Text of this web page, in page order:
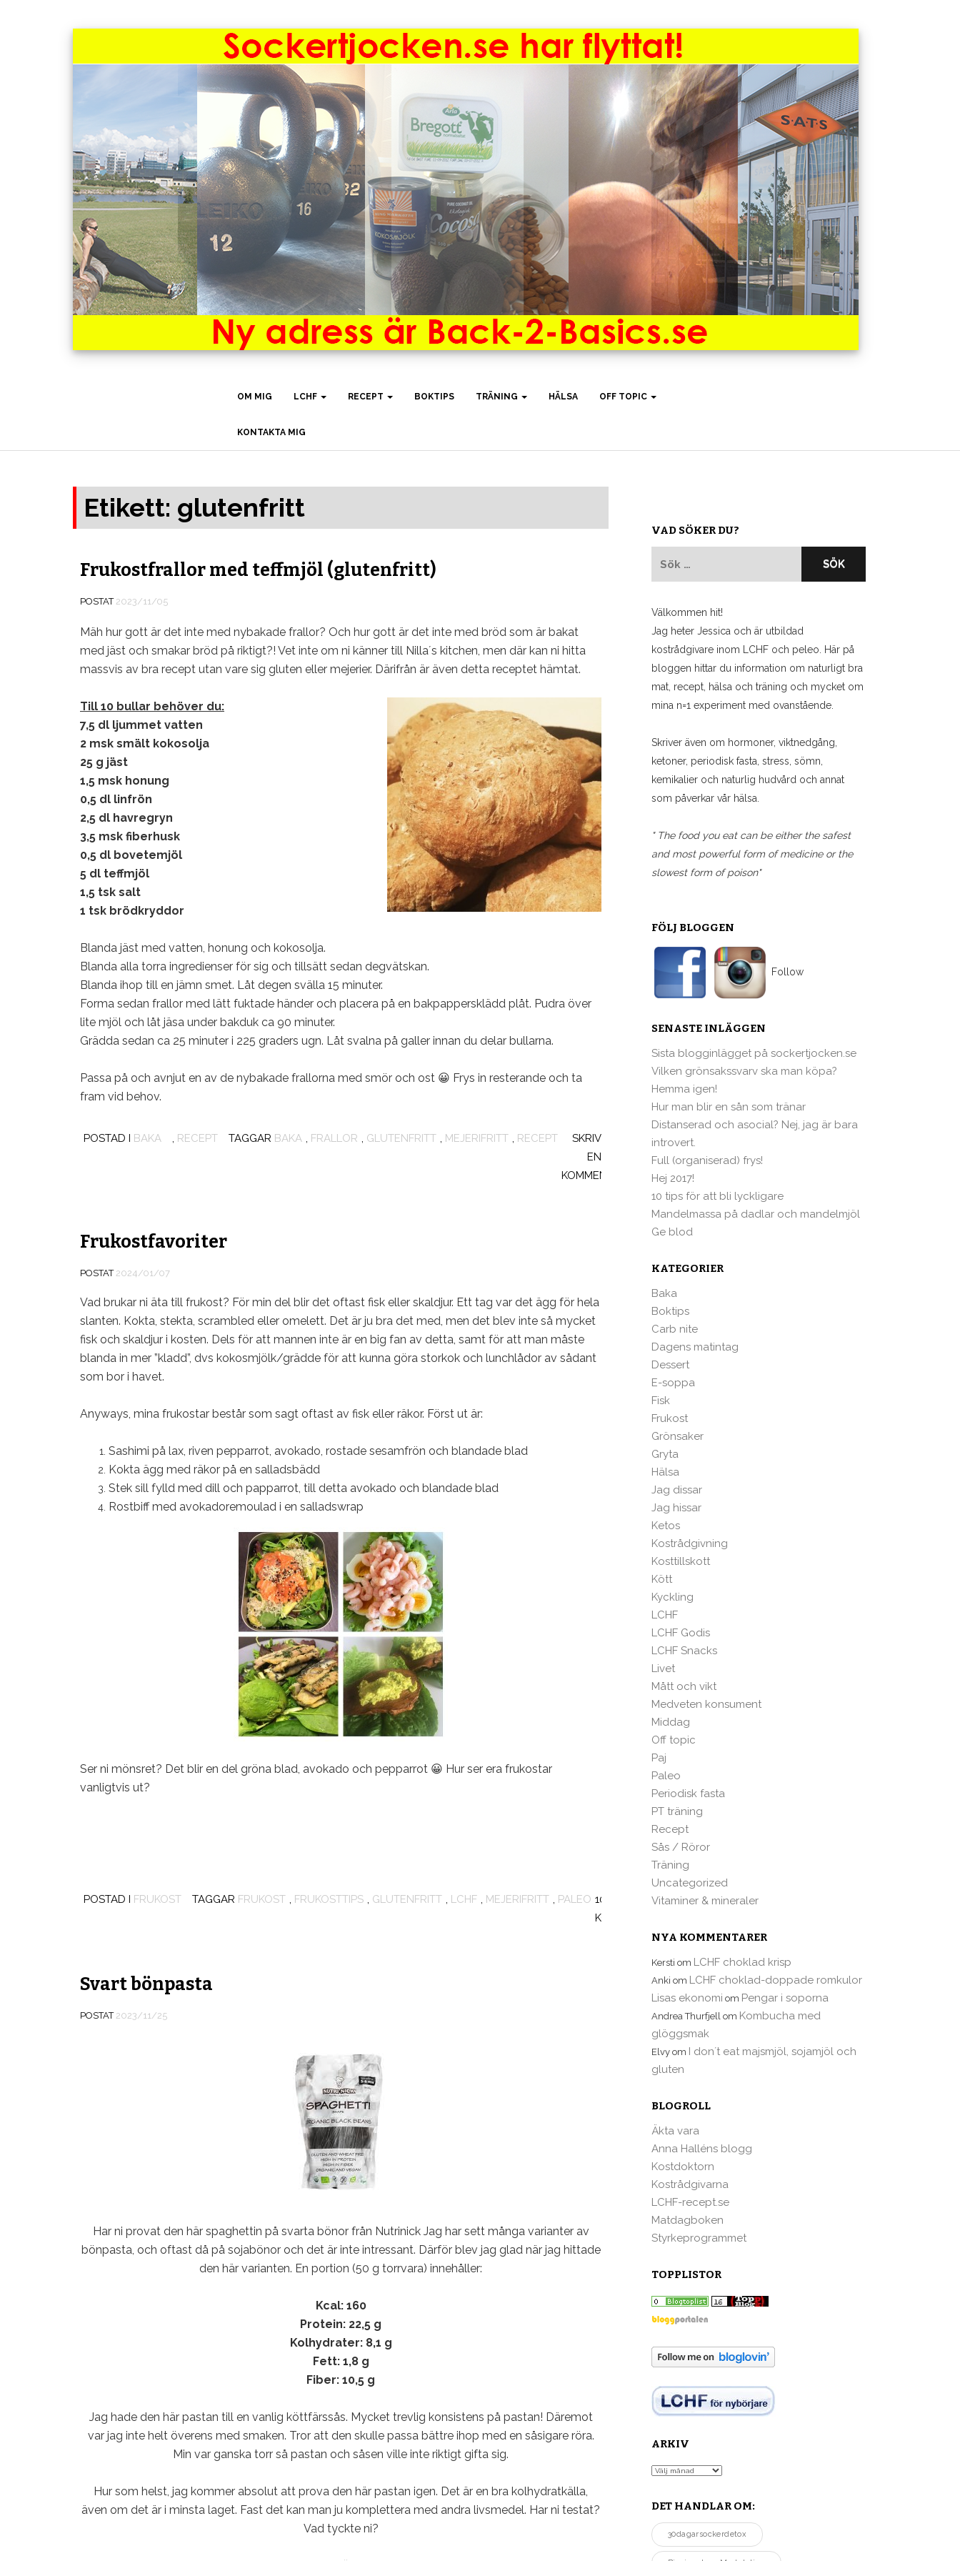
OM MIG LCHF RECEPT BOKTIPS TRÄNING HÄLSA OFF TOPIC
KONTAKTA MIG
Etikett: glutenfritt
Frukostfrallor med teffmjöl (glutenfritt)
POSTAT 2023/11/05
Mäh hur gott är det inte med nybakade frallor? Och hur gott är det inte med bröd som är bakat
med jäst och smakar bröd på riktigt?! Vet inte om ni känner till Nilla´s kitchen, men där kan ni hitta
massvis av bra recept utan vare sig gluten eller mejerier. Därifrån är även detta receptet hämtat.
Till 10 bullar behöver du:
7,5 dl ljummet vatten
2 msk smält kokosolja
25 g jäst
1,5 msk honung
0,5 dl linfrön
2,5 dl havregryn
3,5 msk fiberhusk
0,5 dl bovetemjöl
5 dl teffmjöl
1,5 tsk salt
1 tsk brödkryddor
Blanda jäst med vatten, honung och kokosolja.
Blanda alla torra ingredienser för sig och tillsätt sedan degvätskan.
Blanda ihop till en jämn smet. Låt degen svälla 15 minuter.
Forma sedan frallor med lätt fuktade händer och placera på en bakpappersklädd plåt. Pudra över
lite mjöl och låt jäsa under bakduk ca 90 minuter.
Grädda sedan ca 25 minuter i 225 graders ugn. Låt svalna på galler innan du delar bullarna.
Passa på och avnjut en av de nybakade frallorna med smör och ost 😀 Frys in resterande och ta
fram vid behov.
POSTAD I BAKA , RECEPT TAGGAR BAKA , FRALLOR , GLUTENFRITT , MEJERIFRITT , RECEPT
SKRIV
EN
KOMMENTAR
Frukostfavoriter
POSTAT 2024/01/07
Vad brukar ni äta till frukost? För min del blir det oftast fisk eller skaldjur. Ett tag var det ägg för hela
slanten. Kokta, stekta, scrambled eller omelett. Det är ju bra det med, men det blev inte så mycket
fisk och skaldjur i kosten. Dels för att mannen inte är en big fan av detta, samt för att man måste
blanda in mer ”kladd”, dvs kokosmjölk/grädde för att kunna göra storkok och lunchlådor av sådant
som bor i havet.
Anyways, mina frukostar består som sagt oftast av fisk eller räkor. Först ut är:
Sashimi på lax, riven pepparrot, avokado, rostade sesamfrön och blandade blad
Kokta ägg med räkor på en salladsbädd
Stek sill fylld med dill och papparrot, till detta avokado och blandade blad
Rostbiff med avokadoremoulad i en salladswrap
Ser ni mönsret? Det blir en del gröna blad, avokado och pepparrot 😀 Hur ser era frukostar
vanligtvis ut?
POSTAD I FRUKOST TAGGAR FRUKOST , FRUKOSTTIPS , GLUTENFRITT , LCHF , MEJERIFRITT , PALEO 10
KOMMENTARER
Svart bönpasta
POSTAT 2023/11/25
Har ni provat den här spaghettin på svarta bönor från Nutrinick Jag har sett många varianter av
bönpasta, och oftast då på sojabönor och det är inte intressant. Därför blev jag glad när jag hittade
den här varianten. En portion (50 g torrvara) innehåller:
Kcal: 160
Protein: 22,5 g
Kolhydrater: 8,1 g
Fett: 1,8 g
Fiber: 10,5 g
Jag hade den här pastan till en vanlig köttfärssås. Mycket trevlig konsistens på pastan! Däremot
var jag inte helt överens med smaken. Tror att den skulle passa bättre ihop med en såsigare röra.
Min var ganska torr så pastan och såsen ville inte riktigt gifta sig.
Hur som helst, jag kommer absolut att prova den här pastan igen. Det är en bra kolhydratkälla,
även om det är i minsta laget. Fast det kan man ju komplettera med andra livsmedel. Har ni testat?
Vad tyckte ni?
VAD SÖKER DU?
Välkommen hit!
Jag heter Jessica och är utbildad
kostrådgivare inom LCHF och peleo. Här på
bloggen hittar du information om naturligt bra
mat, recept, hälsa och träning och mycket om
mina n=1 experiment med ovanstående.
Skriver även om hormoner, viktnedgång,
ketoner, periodisk fasta, stress, sömn,
kemikalier och naturlig hudvård och annat
som påverkar vår hälsa.
" The food you eat can be either the safest
and most powerful form of medicine or the
slowest form of poison"
FÖLJ BLOGGEN
Follow
SENASTE INLÄGGEN
Sista blogginlägget på sockertjocken.se
Vilken grönsakssvarv ska man köpa?
Hemma igen!
Hur man blir en sån som tränar
Distanserad och asocial? Nej, jag är bara
introvert.
Full (organiserad) frys!
Hej 2017!
10 tips för att bli lyckligare
Mandelmassa på dadlar och mandelmjöl
Ge blod
KATEGORIER
Baka
Boktips
Carb nite
Dagens matintag
Dessert
E-soppa
Fisk
Frukost
Grönsaker
Gryta
Hälsa
Jag dissar
Jag hissar
Ketos
Kostrådgivning
Kosttillskott
Kött
Kyckling
LCHF
LCHF Godis
LCHF Snacks
Livet
Mått och vikt
Medveten konsument
Middag
Off topic
Paj
Paleo
Periodisk fasta
PT träning
Recept
Sås / Röror
Träning
Uncategorized
Vitaminer & mineraler
NYA KOMMENTARER
Kersti om LCHF choklad krisp
Anki om LCHF choklad-doppade romkulor
Lisas ekonomi om Pengar i soporna
Andrea Thurfjell om Kombucha med
glöggsmak
Elvy om I don´t eat majsmjöl, sojamjöl och
gluten
BLOGROLL
Äkta vara
Anna Halléns blogg
Kostdoktorn
Kostrådgivarna
LCHF-recept.se
Matdagboken
Styrkeprogrammet
TOPPLISTOR
ARKIV
Arkiv
DET HANDLAR OM:
30dagarsockerdetox